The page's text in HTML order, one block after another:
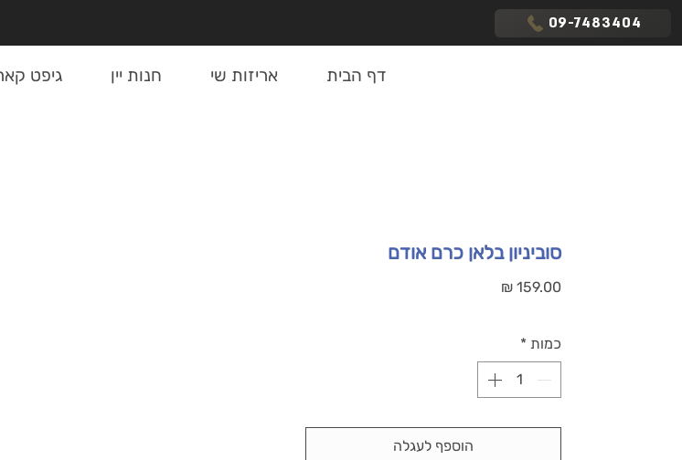
דף הבית אריזות שי חנות יין גיפט
09-7483404
סוביניון בלאן כרם אודם
כמות *
הוספף לעגלה